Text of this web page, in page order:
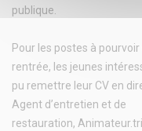
publique.
Pour les postes à pourvoir
rentrée, les jeunes
pu remettre leur CV en
Agent d’entretien et de
restauration,